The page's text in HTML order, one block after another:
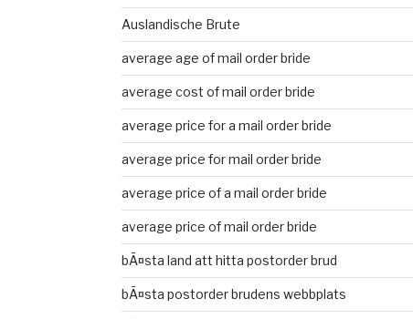
Auslandische Brute
average age of mail order bride
average cost of mail order bride
average price for a mail order bride
average price for mail order bride
average price of a mail order bride
average price of mail order bride
bÃ¤sta land att hitta postorder brud
bÃ¤sta postorder brudens webbplats